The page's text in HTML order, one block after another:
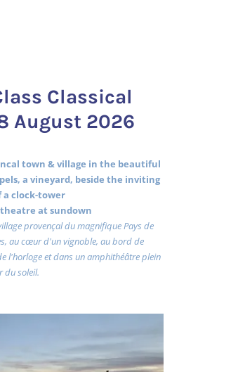
Classical
August 2026
town & village in the beautiful
a vineyard, beside the inviting
a clock-tower
at sundown
provençal du magnifique Pays de
au cœur d'un vignoble, au bord de
l'horloge et dans un amphithéâtre plein
du soleil.